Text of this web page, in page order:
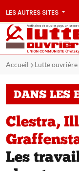
LES AUTRES SITES
Accueil Lutte ouvrière
DANS LES
Clestra,
Les